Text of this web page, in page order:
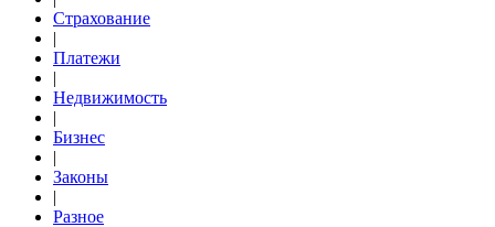
Страхование
|
Платежи
|
Недвижимость
|
Бизнес
|
Законы
|
Разное